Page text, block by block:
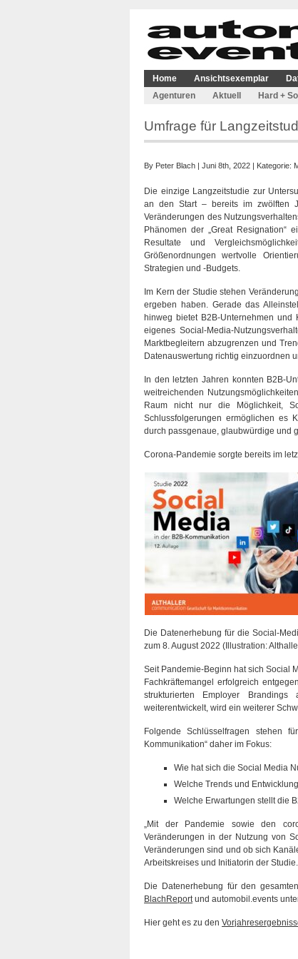
Home Ansichtsexemplar
Agenturen
Aktuell Hard +
Umfrage für
By Peter Blach | Juni 8th, 2022 | Kategorie:
Die einzige Langzeitstudie zur
an den Start – bereits im zwölften
Veränderungen des
Phänomen der „Great
Resultate und
Größenordnungen wertvolle
Strategien und -Budgets.
Im Kern der Studie stehen
ergeben haben. Gerade das
hinweg bietet B2B-Unternehmen
eigenes Social-Media-
Marktbegleitern abzugrenzen und
Datenauswertung richtig einzuordnen
In den letzten Jahren konnten B2B-
weitreichenden
Raum nicht nur die Möglichkeit,
Schlussfolgerungen ermöglichen es
durch passgenaue, glaubwürdige und
Corona-Pandemie sorgte bereits im
Die Datenerhebung für die Social-
zum 8. August 2022 (Illustration:
Seit Pandemie-Beginn hat sich Social
Fachkräftemangel erfolgreich
strukturierten Employer
weiterentwickelt, wird ein weiterer
Folgende Schlüsselfragen stehen
Kommunikation“ daher im Fokus:
Wie hat sich die Social Media
Welche Trends und
Welche Erwartungen stellt die
„Mit der Pandemie sowie den
Veränderungen in der Nutzung von
Veränderungen sind und ob sich
Arbeitskreises und Initiatorin der Studie.
Die Datenerhebung für den
BlachReportund automobil.events
Hier geht es zu den